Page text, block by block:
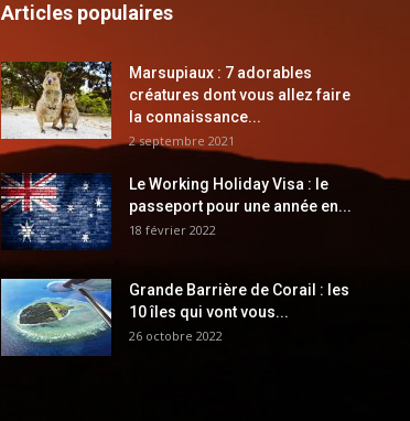
Articles populaires
Marsupiaux : 7 adorables
créatures dont vous allez faire
la connaissance...
2 septembre 2021
Le Working Holiday Visa : le
passeport pour une année en...
18 février 2022
Grande Barrière de Corail : les
10 îles qui vont vous...
26 octobre 2022